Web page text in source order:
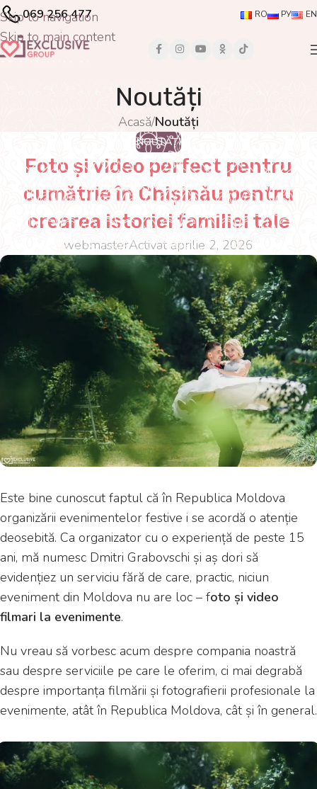
Skip to navigation
Skip to main content
069 256 477 RO РУ EN
Noutăți
Acasă/Noutăți
NOUTĂȚI
Foto și video perfect pentru
cumătrie în Chișinău pentru
crearea istoriei familiei tale
webmasterActivat aprilie 2, 2026
Este bine cunoscut faptul că în Republica Moldova
organizării evenimentelor festive i se acordă o atenție
deosebită. Ca organizator cu o experiență de peste 15
ani, mă numesc Dmitri Grabovschi și aș dori să
evidențiez un serviciu fără de care, practic, niciun
eveniment din Moldova nu are loc – foto și video
filmari la evenimente.
Nu vreau să vorbesc acum despre compania noastră
sau despre serviciile pe care le oferim, ci mai degrabă
despre importanța filmării și fotografierii profesionale la
evenimente, atât în Republica Moldova, cât și în general.